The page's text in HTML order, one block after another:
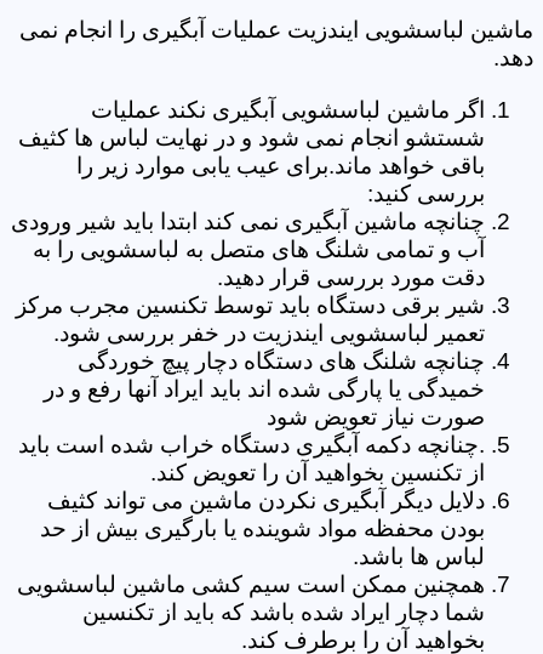
ماشین لباسشویی ایندزیت عملیات آبگیری را انجام نمی
دهد.
اگر ماشین لباسشویی آبگیری نکند عملیات
شستشو انجام نمی شود و در نهایت لباس ها کثیف
باقی خواهد ماند.برای عیب یابی موارد زیر را
بررسی کنید:
چنانچه ماشین آبگیری نمی کند ابتدا باید شیر ورودی
آب و تمامی شلنگ های متصل به لباسشویی را به
دقت مورد بررسی قرار دهید.
شیر برقی دستگاه باید توسط تکنسین مجرب مرکز
تعمیر لباسشویی ایندزیت در خفر بررسی شود.
چنانچه شلنگ های دستگاه دچار پیچ خوردگی
خمیدگی یا پارگی شده اند باید ایراد آنها رفع و در
صورت نیاز تعویض شود
.چنانچه دکمه آبگیری دستگاه خراب شده است باید
از تکنسین بخواهید آن را تعویض کند.
دلایل دیگر آبگیری نکردن ماشین می تواند کثیف
بودن محفظه مواد شوینده یا بارگیری بیش از حد
لباس ها باشد.
همچنین ممکن است سیم کشی ماشین لباسشویی
شما دچار ایراد شده باشد که باید از تکنسین
بخواهید آن را برطرف کند.